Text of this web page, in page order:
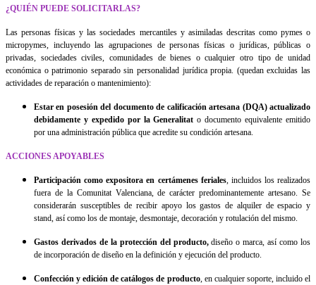
¿QUIÉN PUEDE SOLICITARLAS?
Las personas físicas y las sociedades mercantiles y asimiladas descritas como pymes o
micropymes, incluyendo las agrupaciones de personas físicas o jurídicas, públicas o
privadas, sociedades civiles, comunidades de bienes o cualquier otro tipo de unidad
económica o patrimonio separado sin personalidad jurídica propia. (quedan excluidas las
actividades de reparación o mantenimiento):
Estar en posesión del documento de calificación artesana (DQA) actualizado
debidamente y expedido por la Generalitato documento equivalente emitido
por una administración pública que acredite su condición artesana.
ACCIONES APOYABLES
Participación como expositora en certámenes feriales, incluidos los realizados
fuera de la Comunitat Valenciana, de carácter predominantemente artesano. Se
considerarán susceptibles de recibir apoyo los gastos de alquiler de espacio y
stand, así como los de montaje, desmontaje, decoración y rotulación del mismo.
Gastos derivados de la protección del producto,diseño o marca, así como los
de incorporación de diseño en la definición y ejecución del producto.
Confección y edición de catálogos de producto, en cualquier soporte, incluido el